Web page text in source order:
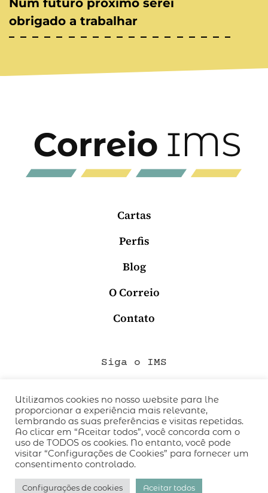
Num futuro próximo serei
obrigado a trabalhar
Cartas
Perfis
Blog
O Correio
Contato
Siga o IMS
QUEM SOMOS
CÓDIGO DE CONDUTA
POLÍTICA DE PRIVACIDADE
TERMOS DE USO
desenvolvido pelo
Utilizamos cookies no nosso website para lhe
proporcionar a experiência mais relevante,
lembrando as suas preferências e visitas repetidas.
Ao clicar em “Aceitar todos”, você concorda com o
uso de TODOS os cookies. No entanto, você pode
visitar “Configurações de Cookies” para fornecer um
consentimento controlado.
Configurações de cookies Aceitar todos